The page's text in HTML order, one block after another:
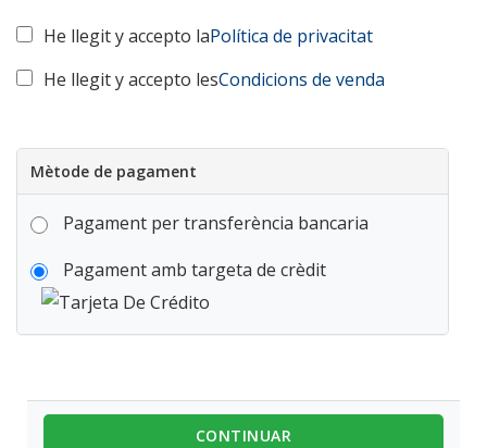
He llegit y accepto laPolítica de privacitat
He llegit y accepto lesCondicions de venda
Mètode de pagament
Pagament per transferència bancaria
Pagament amb targeta de crèdit
CONTINUAR